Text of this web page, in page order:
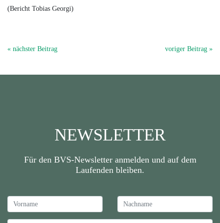
(Bericht Tobias Georgi)
« nächster Beitrag voriger Beitrag »
NEWSLETTER
Für den BVS-Newsletter anmelden und auf dem
Laufenden bleiben.